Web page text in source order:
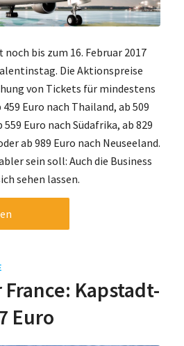
bis zum 16. Februar 2017
Die Aktionspreise
von Tickets für mindestens
Euro nach Thailand, ab 509
Euro nach Südafrika, ab 829
ab 989 Euro nach Neuseeland.
sein soll: Auch die Business
sehen lassen.
France: Kapstadt-
Euro